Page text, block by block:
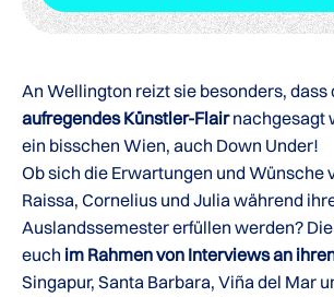
An Wellington reizt sie besonders, dass
aufregendes Künstler-Flairnachgesagt
ein bisschen Wien, auch Down Under!
Ob sich die Erwartungen und Wünsche
Raissa, Cornelius und Julia während
Auslandssemester erfüllen werden?
euch im Rahmen von Interviews an
Singapur, Santa Barbara, Viña del Mar